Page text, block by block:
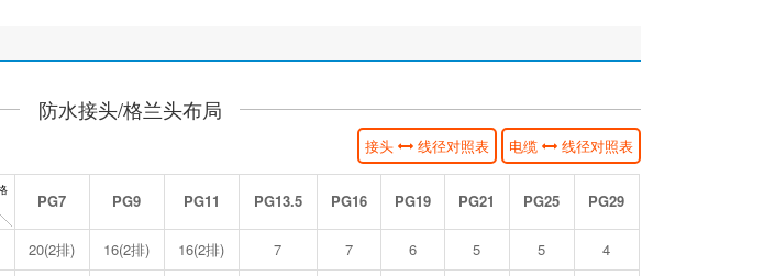
防水接头/格兰头布局
接头 线径对照表 电缆 线径对照表
PG7 PG9 PG11 PG13.5 PG16 PG19 PG21 PG25 PG29
20(2排) 16(2排) 16(2排) 7 7 6 5 5
4